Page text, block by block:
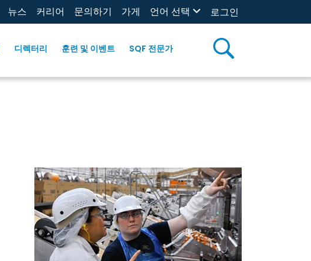
뉴스 커리어 문의하기 가게 언어 선택 로그인
디렉터리 훈련 및 이벤트 SQF 전문가